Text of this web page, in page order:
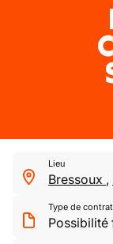
Lieu
Bressoux ,
Type de contrat
Possibilité